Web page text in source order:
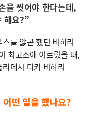
을 씻어야 한다는데,
해요?”
를 앓곤 했던 비하리
최고조에 이르렀을 때,
데시 다카 비하리
떤 일을 했나요?